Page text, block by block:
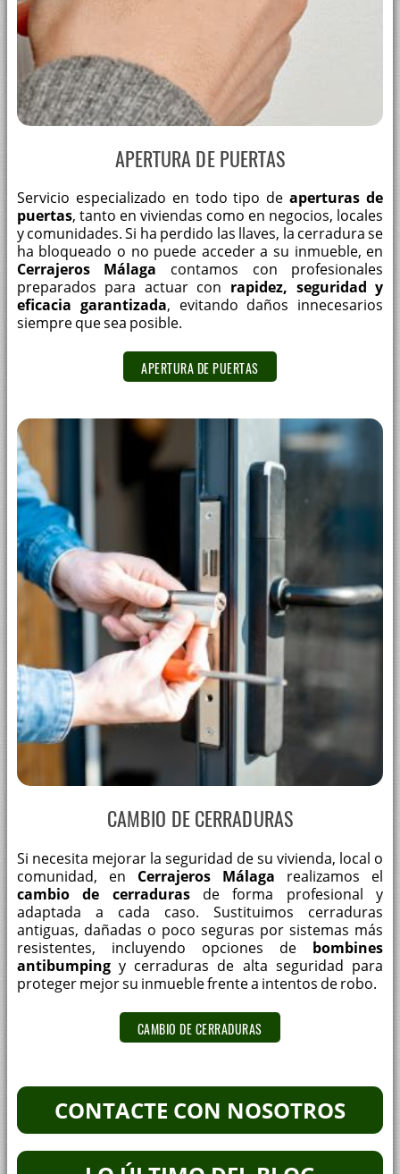
APERTURA DE PUERTAS
Servicio especializado en todo tipo deaperturas de
puertas, tanto en viviendas como en negocios, locales
y comunidades. Si ha perdido las llaves, la cerradura se
ha bloqueado o no puede acceder a su inmueble, en
Cerrajeros Málaga contamos con profesionales
preparados para actuar con rapidez, seguridad y
eficacia garantizada, evitando daños innecesarios
siempre que sea posible.
APERTURA DE PUERTAS
CAMBIO DE CERRADURAS
Si necesita mejorar la seguridad de su vivienda, local o
comunidad, en Cerrajeros Málaga realizamos el
cambio de cerradurasde forma profesional y
adaptada a cada caso. Sustituimos cerraduras
antiguas, dañadas o poco seguras por sistemas más
resistentes, incluyendo opciones de bombines
antibumpingy cerraduras de alta seguridad para
proteger mejor su inmueble frente a intentos de robo.
CAMBIO DE CERRADURAS
CONTACTE CON NOSOTROS